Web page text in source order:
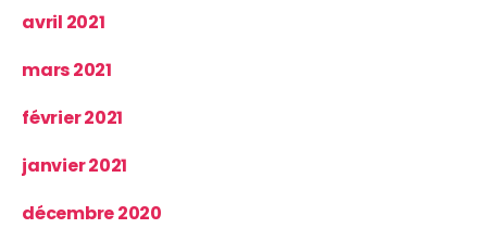
avril 2021
mars 2021
février 2021
janvier 2021
décembre 2020